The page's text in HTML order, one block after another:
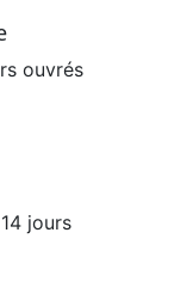
ouvrés
jours